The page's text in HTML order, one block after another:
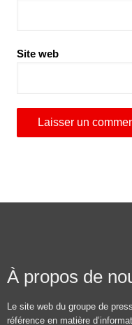
Site web
À propos de
Le site web du groupe de
référence en matière